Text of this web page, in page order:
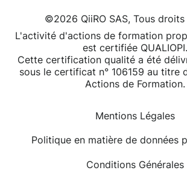
©2026 QiiRO SAS, Tous droits
L'activité d'actions de formation
est certifiée QUALIOPI.
Cette certification qualité a été
sous le certificat n° 106159 au titre
Actions de Formation.
Mentions Légales
Politique en matière de données
Conditions Générales